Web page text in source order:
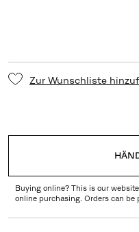
Zur Wunschliste
Buying online? This is our
online purchasing. Orders can be